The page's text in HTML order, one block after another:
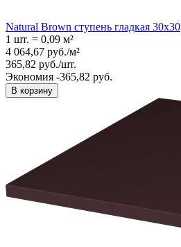
Natural Brown ступень гладкая 30x30
1 шт. = 0,09 м²
4 064,67 руб./м²
365,82 руб./шт.
Экономия -365,82 руб.
В корзину